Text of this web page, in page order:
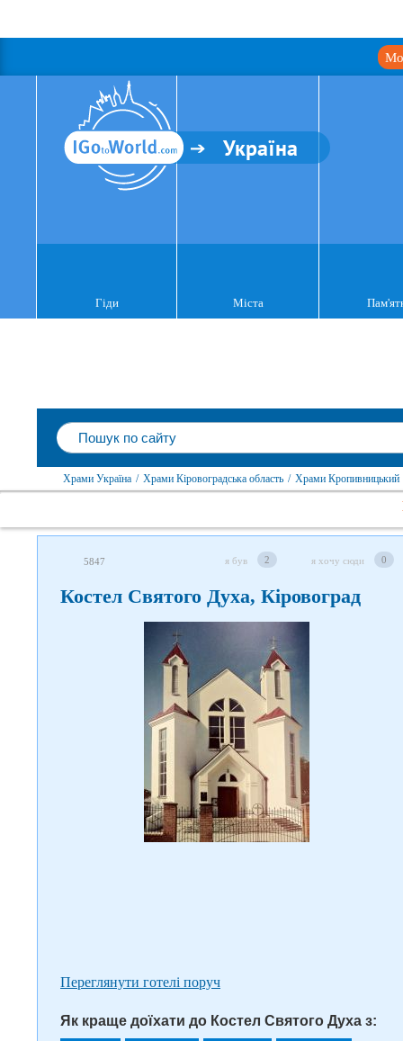
Україна
Гіди Міста
Храми Україна / Храми Кіровоградська область / Храми Кропивницький
5847 я був 2 я хочу сюди 0
Костел Святого Духа, Кіровоград
Переглянути готелі поруч
Як краще доїхати до Костел Святого Духа з:
Слідкуйте за нами в соцмережах